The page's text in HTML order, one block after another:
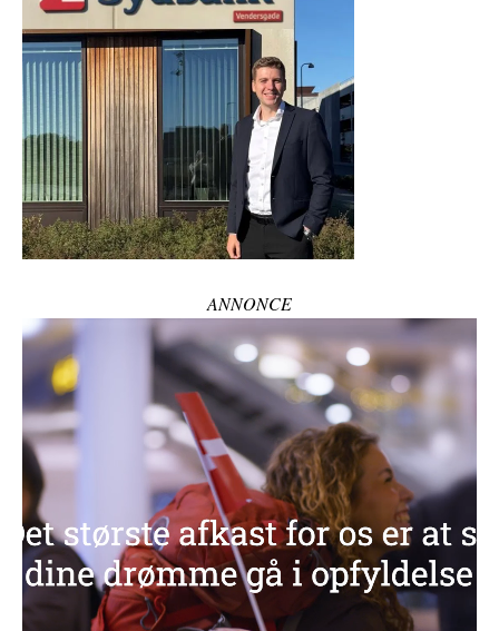
ANNONCE